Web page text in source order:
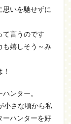
思いを馳せずに
て言うのです
も嬉しそう～み
ンター。
小さな頃から私
ーハンターを好